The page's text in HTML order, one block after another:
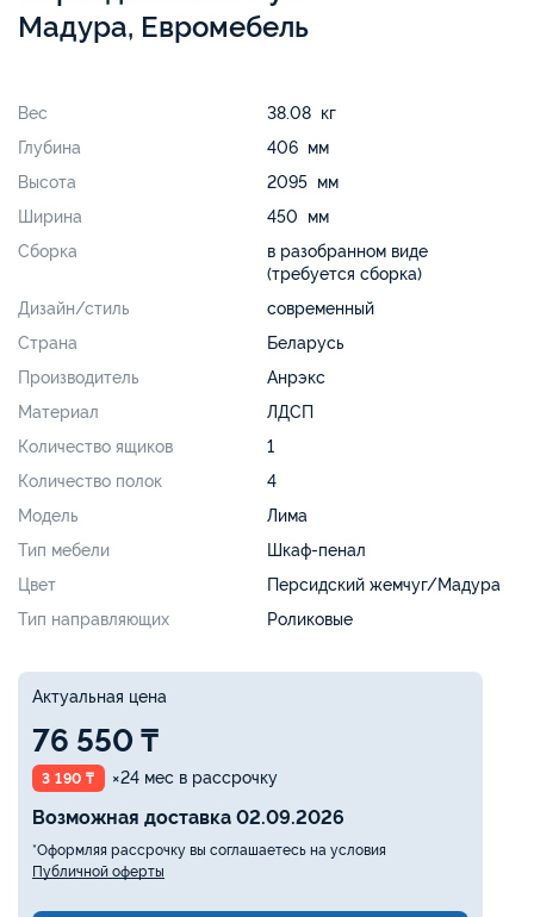
Мадура, Евромебель
Вес
38.08 кг
Глубина
406 мм
Высота
2095 мм
Ширина
450 мм
Сборка
в разобранном виде
(требуется сборка)
Дизайн/стиль
современный
Страна
Беларусь
Производитель
Анрэкс
Материал
ЛДСП
Количество ящиков
1
Количество полок
4
Модель
Лима
Тип мебели
Шкаф-пенал
Цвет
Персидский жемчуг/Мадура
Тип направляющих
Роликовые
Актуальная цена
76 550 ₸
3 190 ₸ ×24 мес в рассрочку
Возможная доставка 02.09.2026
*Оформляя рассрочку вы соглашаетесь на условия
Публичной оферты